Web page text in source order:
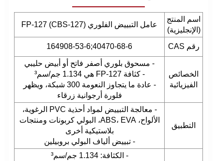
اسم المنتج
(الإنجليزية)
عامل التبييض الفلوري FP-127 (CBS-127)
رقم CAS 40470-68-6;164908-53-6
الخصائص
الفيزيائية
- مسحوق بلوري أصفر فاتح أو أبيض حليبي
- كثافة FP-127 هي 1.134 جم/سم³
- عادة ما يتجاوز النعومة 300 شبكة، ويظهر
فلورة أرجوانية زرقاء
التطبيق
- معالجة التبييض لمواد أحذية PVC الرغوية،
الألواح، ABS، EVA، البولي كربونات ومنتجات
بلاستيكية أخرى
- تبييض ألياف البولي بروبيلين
- الكثافة: 1.134 جم/سم³